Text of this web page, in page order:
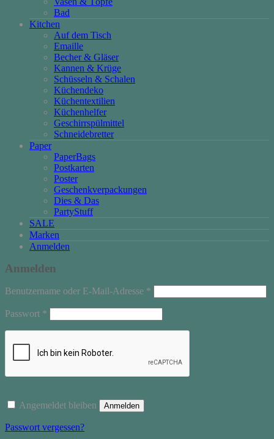
Bad
Kitchen
Auf dem Tisch
Emaille
Becher & Gläser
Kannen & Krüge
Schüsseln & Schalen
Küchendeko
Küchentextilien
Küchenhelfer
Geschirrspülmittel
Schneidebretter
Paper
PaperBags
Postkarten
Poster
Geschenkverpackungen
Dies & Das
PartyStuff
SALE
Marken
Anmelden
Anmelden
Benutzername oder E-Mail-Adresse *
Passwort *
Angemeldet bleiben Anmelden
Passwort vergessen?